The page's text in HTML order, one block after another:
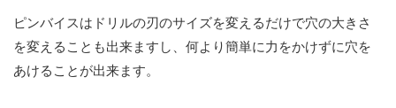
ピンバイスはドリルの刃のサイズを変えるだけで穴の大きさ
を変えることも出来ますし、何より簡単に力をかけずに穴を
あけることが出来ます。